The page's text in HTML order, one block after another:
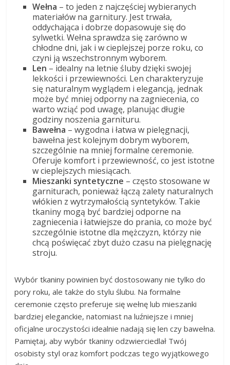
Wełna – to jeden z najczęściej wybieranych
materiałów na garnitury. Jest trwała,
oddychająca i dobrze dopasowuje się do
sylwetki. Wełna sprawdza się zarówno w
chłodne dni, jak i w cieplejszej porze roku, co
czyni ją wszechstronnym wyborem.
Len – idealny na letnie śluby dzięki swojej
lekkości i przewiewności. Len charakteryzuje
się naturalnym wyglądem i elegancją, jednak
może być mniej odporny na zagniecenia, co
warto wziąć pod uwagę, planując długie
godziny noszenia garnituru.
Bawełna – wygodna i łatwa w pielęgnacji,
bawełna jest kolejnym dobrym wyborem,
szczególnie na mniej formalne ceremonie.
Oferuje komfort i przewiewność, co jest istotne
w cieplejszych miesiącach.
Mieszanki syntetyczne – często stosowane w
garniturach, ponieważ łączą zalety naturalnych
włókien z wytrzymałością syntetyków. Takie
tkaniny mogą być bardziej odporne na
zagniecenia i łatwiejsze do prania, co może być
szczególnie istotne dla mężczyzn, którzy nie
chcą poświęcać zbyt dużo czasu na pielęgnację
stroju.
Wybór tkaniny powinien być dostosowany nie tylko do
pory roku, ale także do stylu ślubu. Na formalne
ceremonie często preferuje się wełnę lub mieszanki
bardziej eleganckie, natomiast na luźniejsze i mniej
oficjalne uroczystości idealnie nadają się len czy bawełna.
Pamiętaj, aby wybór tkaniny odzwierciedlał Twój
osobisty styl oraz komfort podczas tego wyjątkowego